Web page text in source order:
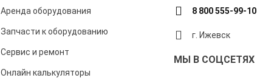
Аренда оборудования
Запчасти к оборудованию
Сервис и ремонт
Онлайн калькуляторы
8 800 555-99-10
г. Ижевск
МЫ В СОЦСЕТЯХ